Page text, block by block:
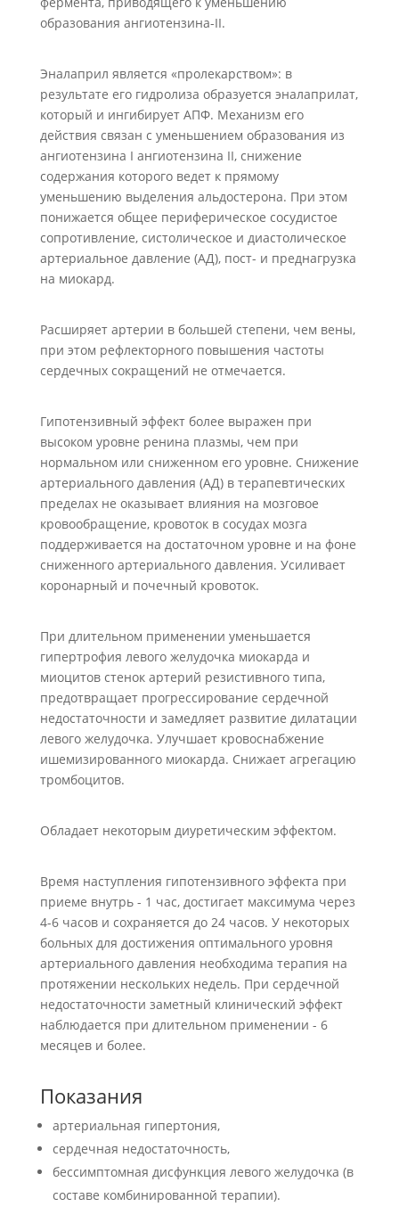
образования ангиотензина-II.
Эналаприл является «пролекарством»: в
результате его гидролиза образуется эналаприлат,
который и ингибирует АПФ. Механизм его
действия связан с уменьшением образования из
ангиотензина I ангиотензина II, снижение
содержания которого ведет к прямому
уменьшению выделения альдостерона. При этом
понижается общее периферическое сосудистое
сопротивление, систолическое и диастолическое
артериальное давление (АД), пост- и преднагрузка
на миокард.
Расширяет артерии в большей степени, чем вены,
при этом рефлекторного повышения частоты
сердечных сокращений не отмечается.
Гипотензивный эффект более выражен при
высоком уровне ренина плазмы, чем при
нормальном или сниженном его уровне. Снижение
артериального давления (АД) в терапевтических
пределах не оказывает влияния на мозговое
кровообращение, кровоток в сосудах мозга
поддерживается на достаточном уровне и на фоне
сниженного артериального давления. Усиливает
коронарный и почечный кровоток.
При длительном применении уменьшается
гипертрофия левого желудочка миокарда и
миоцитов стенок артерий резистивного типа,
предотвращает прогрессирование сердечной
недостаточности и замедляет развитие дилатации
левого желудочка. Улучшает кровоснабжение
ишемизированного миокарда. Снижает агрегацию
тромбоцитов.
Обладает некоторым диуретическим эффектом.
Время наступления гипотензивного эффекта при
приеме внутрь - 1 час, достигает максимума через
4-6 часов и сохраняется до 24 часов. У некоторых
больных для достижения оптимального уровня
артериального давления необходима терапия на
протяжении нескольких недель. При сердечной
недостаточности заметный клинический эффект
наблюдается при длительном применении - 6
месяцев и более.
Показания
артериальная гипертония,
сердечная недостаточность,
бессимптомная дисфункция левого желудочка (в
составе комбинированной терапии).